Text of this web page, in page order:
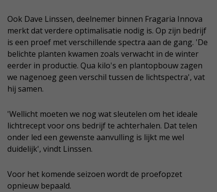
Ook Dave Linssen, deelnemer binnen Fragaria Innova
merkt dat verdere optimalisatie nodig is. Op zijn bedrijf
is een proef met verschillende spectra aan de gang. 'De
belichte planten kwamen zoals verwacht in de winter
eerder in productie. Qua kilo's en plantopbouw zagen
we nagenoeg geen verschil tussen de lichtspectra', vat
hij samen.
'Wellicht moeten we nog wat sleutelen om het ideale
lichtrecept voor ons bedrijf te achterhalen. Dat telen
onder led een gewenste aanvulling is lijkt me wel
duidelijk', vindt Linssen.
Voor het komende seizoen wordt de proefopzet
opnieuw bepaald.